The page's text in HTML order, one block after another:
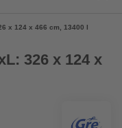
x 124 x 466 cm, 13400 l
326 x 124 x